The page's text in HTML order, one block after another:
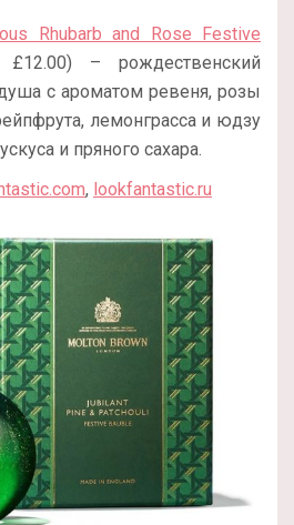
Rhubarb and Rose Festive
£12.00) – рождественский
с ароматом ревеня, розы
лемонграсса и юдзу
и пряного сахара.
, lookfantastic.ru